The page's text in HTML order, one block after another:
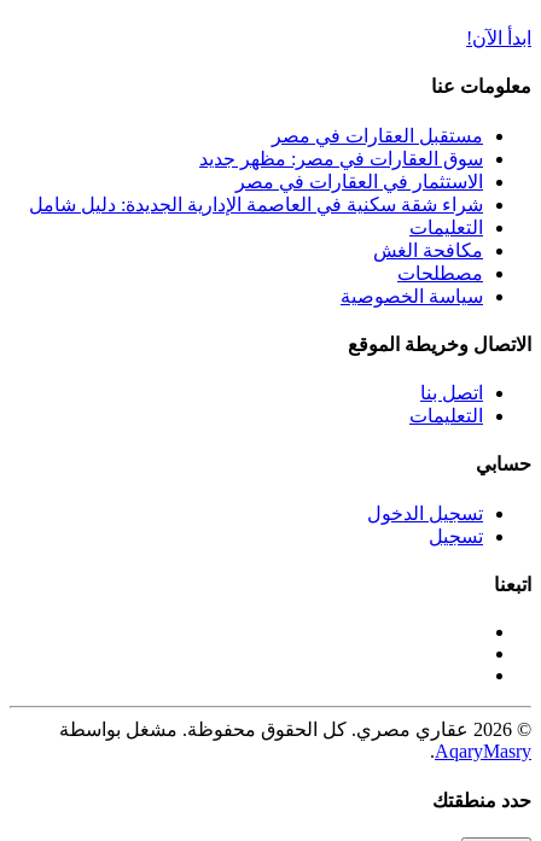
ابدأ الآن!
معلومات عنا
مستقبل العقارات في مصر
سوق العقارات في مصر: مظهر جديد
الاستثمار في العقارات في مصر
شراء شقة سكنية في العاصمة الإدارية الجديدة: دليل شامل
التعليمات
مكافحة الغش
مصطلحات
سياسة الخصوصية
الاتصال وخريطة الموقع
اتصل بنا
التعليمات
حسابي
تسجيل الدخول
تسجيل
اتبعنا
© 2026 عقاري مصري. كل الحقوق محفوظة. مشغل بواسطة
AqaryMasry
.
حدد منطقتك